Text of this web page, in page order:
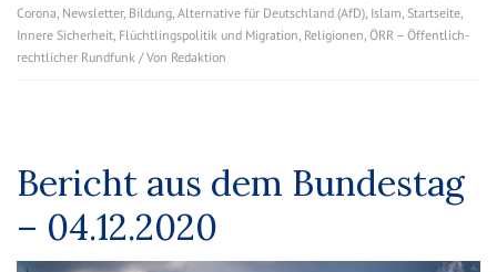
Corona Newsletter, Bildung Alternative für Deutschland (AfD) Islam Startseite
Innere Sicherheit Flüchtlingspolitik und Migration Religionen ÖRR – Öffentlich-
rechtlicher Rundfunk / Von Redaktion
Bericht aus dem Bundestag
– 04.12.2020